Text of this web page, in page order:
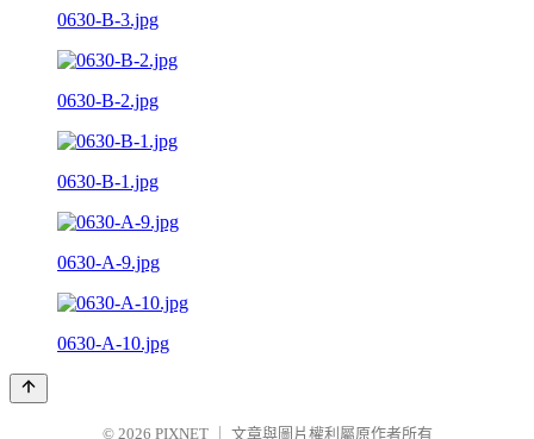
0630-B-3.jpg
0630-B-2.jpg
0630-B-1.jpg
0630-A-9.jpg
0630-A-10.jpg
© 2026 PIXNET 文章與圖片權利屬原作者所有